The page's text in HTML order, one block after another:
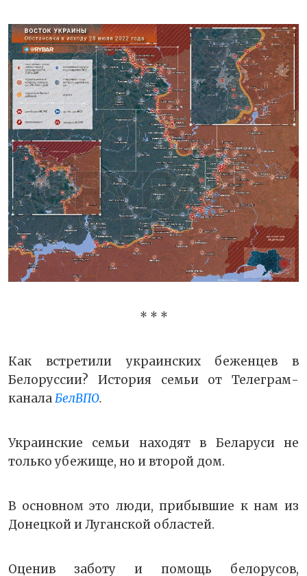
* * *
Как встретили украинских беженцев в
Белоруссии? История семьи от Телеграм-
каналаБелВПО.
Украинские семьи находят в Беларуси не
только убежище, но и второй дом.
В основном это люди, прибывшие к нам из
Донецкой и Луганской областей.
Оценив заботу и помощь белорусов,